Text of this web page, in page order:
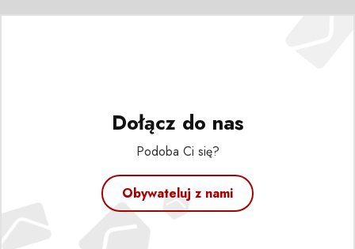
Dołącz do nas
Podoba Ci się?
Obywateluj z nami